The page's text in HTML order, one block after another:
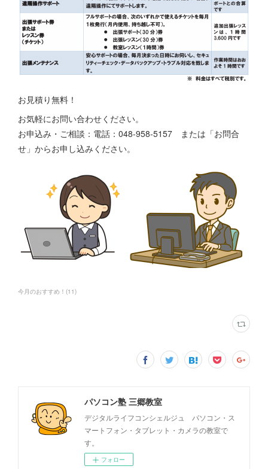
お見積り無料！
お気軽にお問い合わせください。
お申込み・ご相談：電話：048-958-5157 または「お問合
せ」からお申し込みください。
今月のおすすめ！ (11)
パソコン塾 三郷教室
デジタルライフコンシェルジュ パソコン・ス
マートフォン・タブレット・カメラの教室で
す。
フォロー